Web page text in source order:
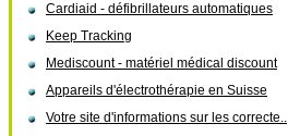
Cardiaid - défibrillateurs automatiques
Keep Tracking
Mediscount - matériel médical discount
Appareils d'électrothérapie en Suisse
Votre site d'informations sur les correcte..